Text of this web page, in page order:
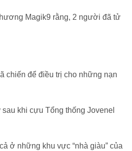
Magik9 rằng, 2 người đã tử
chiến để điều trị cho những nạn
khi cựu Tổng thống Jovenel
ở những khu vực “nhà giàu” của